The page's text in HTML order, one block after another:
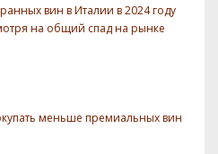
вин в Италии в 2024 году
на общий спад на рынке
меньше премиальных вин